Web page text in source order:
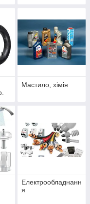
Мастило, хімія
Електрообладнанн
я